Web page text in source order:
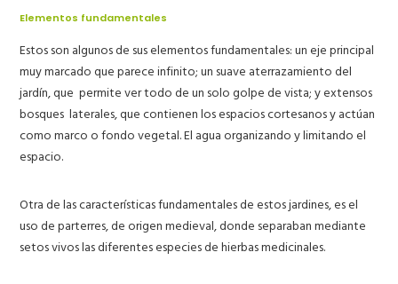
Elementos fundamentales
Estos son algunos de sus elementos fundamentales: un eje principal
muy marcado que parece infinito; un suave aterrazamientodel
jardín, que permite ver todo de un solo golpe de vista; y extensos
bosques laterales,que contienen los espacios cortesanos y actúan
como marco o fondo vegetal. El agua organizando y limitando el
espacio.
Otra de las características fundamentales de estos jardines, es el
uso departerres, de origen medieval, donde separaban mediante
setos vivos las diferentes especies de hierbas medicinales.